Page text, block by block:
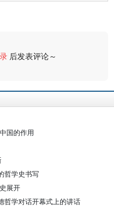
后发表评论～
国的作用
哲学史书写
展开
哲学对话开幕式上的讲话